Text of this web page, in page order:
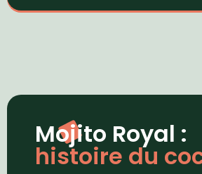
Mojito Royal :
histoire du